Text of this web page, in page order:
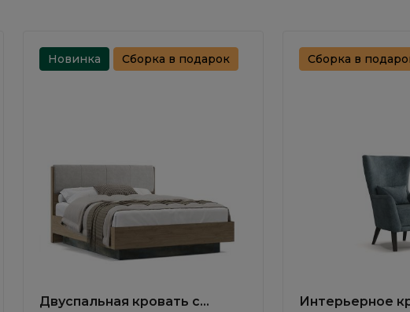
Новинка Сборка в подарок
Двуспальная кровать с
Сборка в
Интерьерное